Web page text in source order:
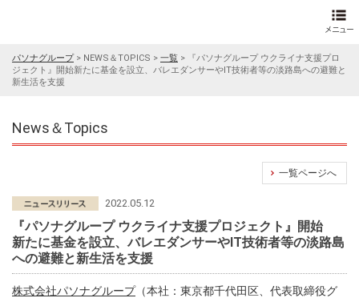
パソナグループ> NEWS＆TOPICS > 一覧 >
『パソナグループ ウクライナ支援プロ
ジェクト』開始新たに基金を設立、バレエダンサーやIT技術者等の淡路島への避難と
新生活を支援
News＆Topics
一覧ページへ
2022.05.12
『パソナグループ ウクライナ支援プロジェクト』開始
新たに基金を設立、バレエダンサーやIT技術者等の淡路島
への避難と新生活を支援
株式会社パソナグループ（本社：東京都千代田区、代表取締役グ